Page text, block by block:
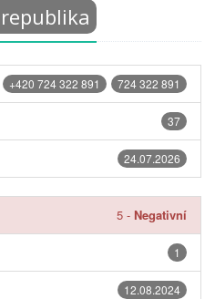
724 322 891
+420 724 322 891
37
24.07.2026
5 - Negativní
1
12.08.2024